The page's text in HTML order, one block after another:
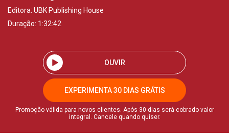
Editora: UBK Publishing House
Duração: 1:32:42
OUVIR
EXPERIMENTA 30 DIAS GRÁTIS
Promoção válida para novos clientes. Após 30 dias será cobrado valor
integral. Cancele quando quiser.